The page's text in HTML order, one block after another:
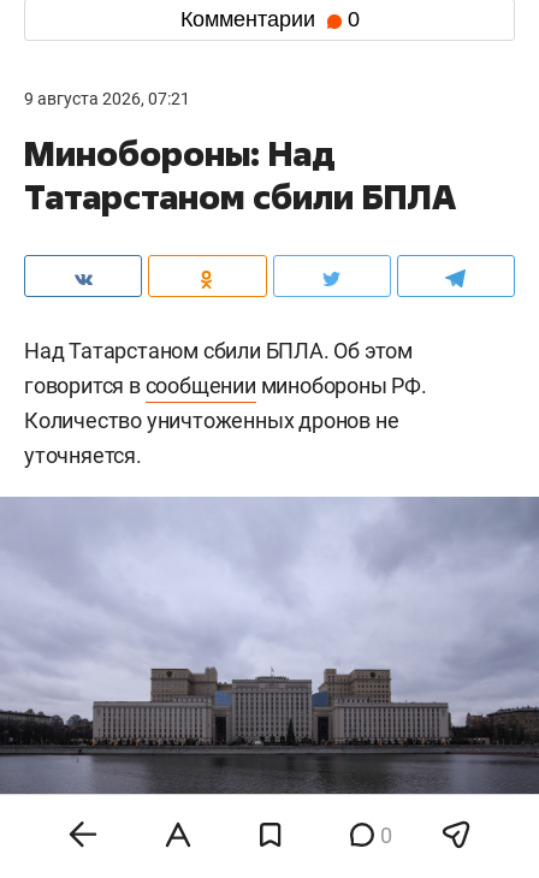
Комментарии 0
9 августа 2026, 07:21
Минобороны: Над
Татарстаном сбили БПЛА
Над Татарстаном сбили БПЛА. Об этом
говорится всообщении минобороны РФ.
Количество уничтоженных дронов не
уточняется.
0